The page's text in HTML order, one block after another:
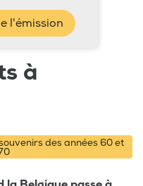
l'émission
à
des années 60 et